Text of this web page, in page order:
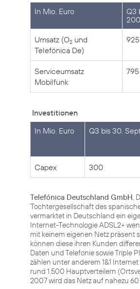
In Mio. Euro
Q3
Umsatz (O2 und
Telefónica De)
925
Serviceumsatz
Mobilfunk
795
Investitionen
In Mio. Euro
Q3 bis 30.
Capex 300
Telefónica Deutschland GmbH,
Tochtergesellschaft des
vermarktet in Deutschland ein
Internet-Technologie ADSL2+
mit keinem eigenen Netz präsent
können diese ihren Kunden
Daten und Telefonie sowie Triple
zählen unter anderem 1&1
rund 1.500 Hauptverteilern
2007 wird das Netz auf nahezu